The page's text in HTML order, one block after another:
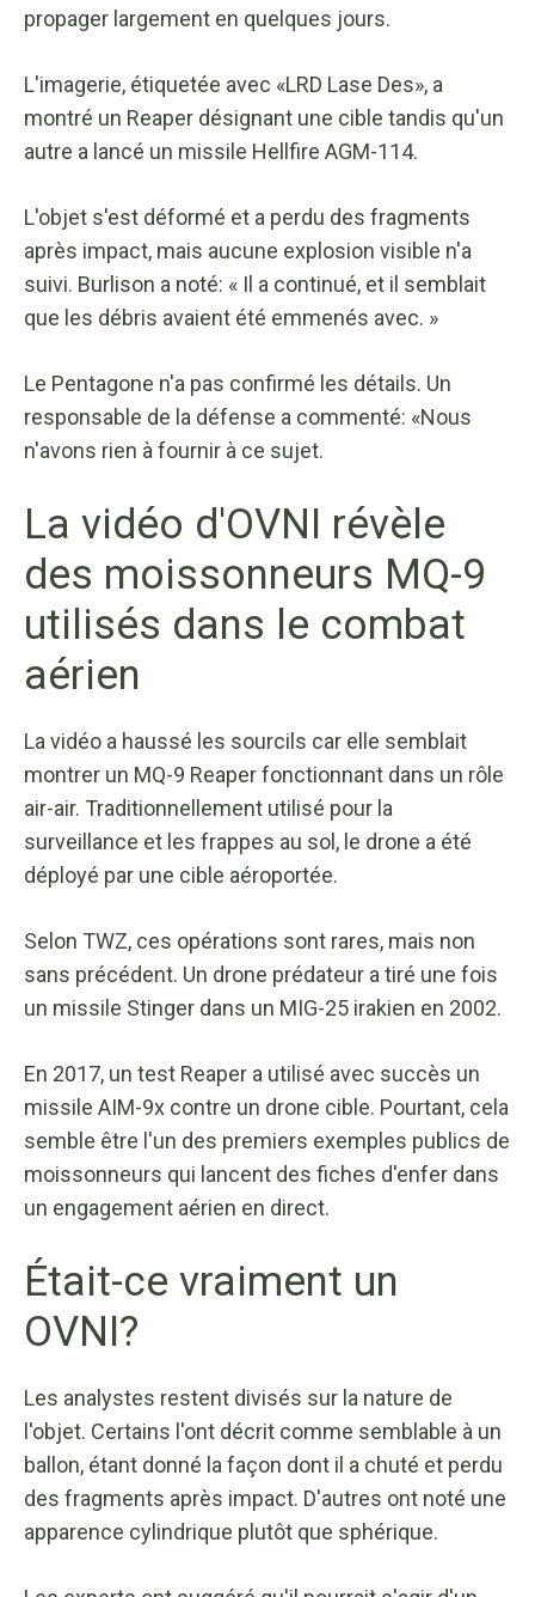
propager largement en quelques jours.
L'imagerie, étiquetée avec «LRD Lase Des», a
montré un Reaper désignant une cible tandis qu'un
autre a lancé un missile Hellfire AGM-114.
L'objet s'est déformé et a perdu des fragments
après impact, mais aucune explosion visible n'a
suivi. Burlison a noté: « Il a continué, et il semblait
que les débris avaient été emmenés avec. »
Le Pentagone n'a pas confirmé les détails. Un
responsable de la défense a commenté: «Nous
n'avons rien à fournir à ce sujet.
La vidéo d'OVNI révèle
des moissonneurs MQ-9
utilisés dans le combat
aérien
La vidéo a haussé les sourcils car elle semblait
montrer un MQ-9 Reaper fonctionnant dans un rôle
air-air. Traditionnellement utilisé pour la
surveillance et les frappes au sol, le drone a été
déployé par une cible aéroportée.
Selon TWZ, ces opérations sont rares, mais non
sans précédent. Un drone prédateur a tiré une fois
un missile Stinger dans un MIG-25 irakien en 2002.
En 2017, un test Reaper a utilisé avec succès un
missile AIM-9x contre un drone cible. Pourtant, cela
semble être l'un des premiers exemples publics de
moissonneurs qui lancent des fiches d'enfer dans
un engagement aérien en direct.
Était-ce vraiment un
OVNI?
Les analystes restent divisés sur la nature de
l'objet. Certains l'ont décrit comme semblable à un
ballon, étant donné la façon dont il a chuté et perdu
des fragments après impact. D'autres ont noté une
apparence cylindrique plutôt que sphérique.